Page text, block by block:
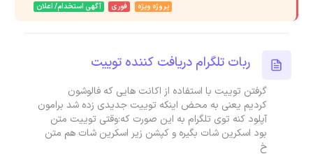
پروژه ویژه فوری آگهی استخدام/ اعلان
ربات تلگرام دریافت کننده توییت
گرفتن توییت با استفاده از اکانت هایی که فالوشون
کردیم یعنی به محض اینکه توییت جدیدی زده شد برامون
آپلود کنه توی تلگرام به این صورت که:وقتی توییت متن
بود اسکرین شات بگیره و کپشن زیر اسکرین شات هم متن
خ